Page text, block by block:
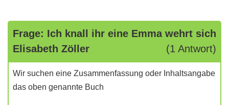
Frage: Ich knall ihr eine Emma wehrt sich
Elisabeth Zöller
(1 Antwort)
Wir suchen eine Zusammenfassung oder Inhaltsangabe
das oben genannte Buch